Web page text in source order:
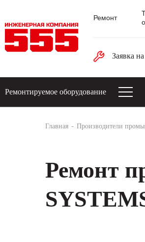
Ремонт
Заявка
Ремонтируемое оборудование
Главная Производители
Ремонт